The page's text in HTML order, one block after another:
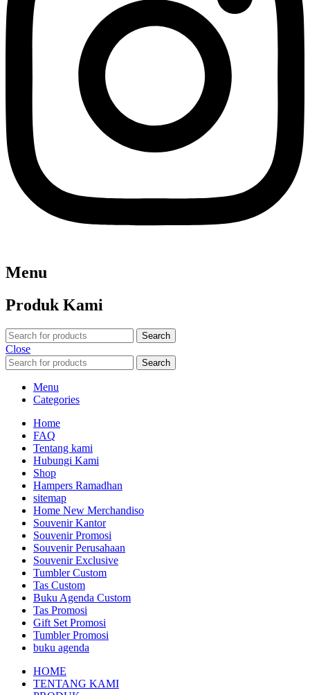
Menu
Produk Kami
Search
Close
Search
Menu
Categories
Home
FAQ
Tentang kami
Hubungi Kami
Shop
Hampers Ramadhan
sitemap
Home New Merchandiso
Souvenir Kantor
Souvenir Promosi
Souvenir Perusahaan
Souvenir Exclusive
Tumbler Custom
Tas Custom
Buku Agenda Custom
Tas Promosi
Gift Set Promosi
Tumbler Promosi
buku agenda
HOME
TENTANG KAMI